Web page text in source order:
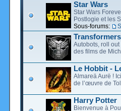
Star Wars
Star Wars
Postlogie et les
Sous-forums:
Autobots, roll
des films de
Le Hobbit -
Almareä Aurë !
de l’œuvre de
Harry Potter
Bienvenue à